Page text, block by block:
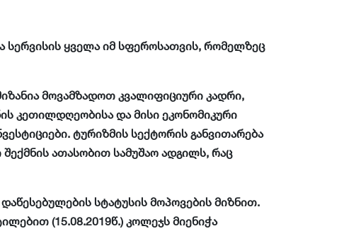
სერვისის ყველა იმ სფეროსათვის, რომელზეც
მოვამზადოთ კვალიფიციური კადრი,
კეთილდღეობისა და მისი ეკონომიკური
ტურიზმის სექტორის განვითარება
ათასობით სამუშაო ადგილს, რაც
სტატუსის მოპოვების მიზნით.
(15.08.2019წ.) კოლეჯს მიენიჭა